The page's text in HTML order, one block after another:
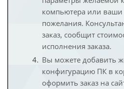
компьютера или
пожелания.
заказ, сообщит
исполнения заказа.
Вы можете добавить
конфигурацию ПК в
оформить заказ на